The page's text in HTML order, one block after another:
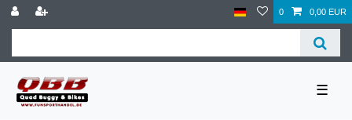
0 0,00 EUR
☰